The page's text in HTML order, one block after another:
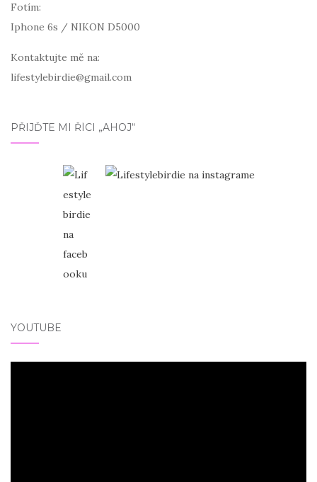
Fotím:
Iphone 6s / NIKON D5000
Kontaktujte mě na:
lifestylebirdie@gmail.com
PŘIJĎTE MI ŘÍCI „AHOJ“
YOUTUBE